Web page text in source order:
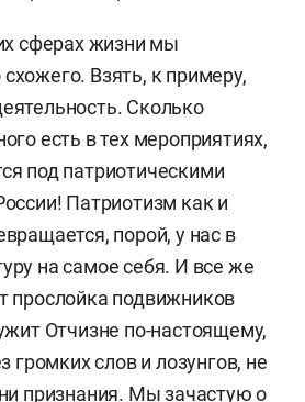
сферах жизни мы
Взять, к примеру,
Сколько
есть в тех мероприятиях,
под патриотическими
Патриотизм как и
порой, у нас в
на самое себя. И все же
прослойка подвижников
Отчизне по-настоящему,
громких слов и лозунгов, не
признания. Мы зачастую о